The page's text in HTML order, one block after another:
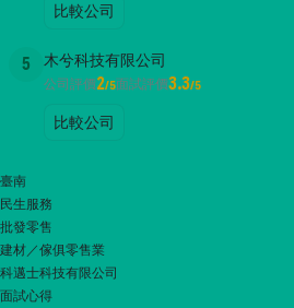
比較公司
5 木兮科技有限公司
公司評價2/5面試評價3.3/5
比較公司
臺南
民生服務
批發零售
建材／傢俱零售業
科邁士科技有限公司
面試心得